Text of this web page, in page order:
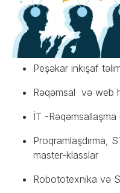
Peşəkar inkişaf
Rəqəmsal və web
İT -
Proqramlaşdırma,
master-klasslar
Robototexnika və